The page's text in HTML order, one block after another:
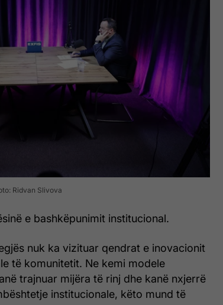
Ridvan Slivova
e bashkëpunimit institucional.
nuk ka vizituar qendrat e inovacionit
të komunitetit. Ne kemi modele
trajnuar mijëra të rinj dhe kanë nxjerrë
institucionale, këto mund të